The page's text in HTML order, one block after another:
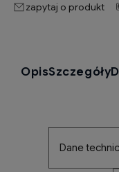
zapytaj o produkt
OpisSzczegóły
Dane